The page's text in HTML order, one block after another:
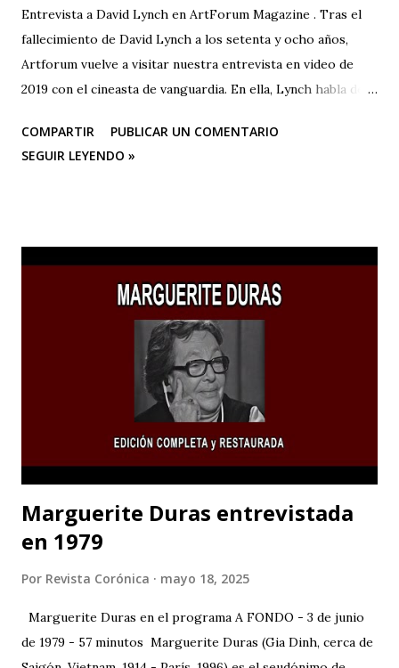
Entrevista a David Lynch en ArtForum Magazine . Tras el
fallecimiento de David Lynch a los setenta y ocho años,
Artforum vuelve a visitar nuestra entrevista en video de
2019 con el cineasta de vanguardia. En ella, Lynch habla de
creación artística, desde sus años de estudiante en la
Academia de Bellas Artes de Pensilvania hasta su mudanza a
COMPARTIR
PUBLICAR UN COMENTARIO
SEGUIR LEYENDO »
Marguerite Duras entrevistada
en 1979
Por Revista Corónica mayo 18, 2025
Marguerite Duras en el programa A FONDO - 3 de junio
de 1979 - 57 minutos Marguerite Duras (Gia Dinh, cerca de